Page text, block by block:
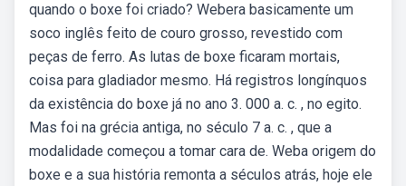
quando o boxe foi criado? Webera basicamente um
soco inglês feito de couro grosso, revestido com
peças de ferro. As lutas de boxe ficaram mortais,
coisa para gladiador mesmo. Há registros longínquos
da existência do boxe já no ano 3. 000 a. c. , no egito.
Mas foi na grécia antiga, no século 7 a. c. , que a
modalidade começou a tomar cara de. Weba origem do
boxe e a sua história remonta a séculos atrás, hoje ele